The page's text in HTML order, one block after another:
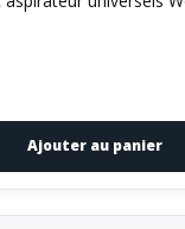
Ajouter au panier